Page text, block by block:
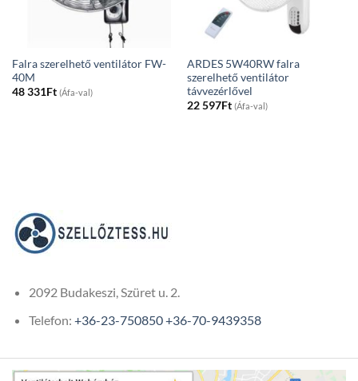
Falra szerelhető ventilátor FW-
40M
48 331Ft (Áfa-val)
ARDES 5W40RW falra
szerelhető ventilátor
távvezérlővel
22 597Ft (Áfa-val)
2092 Budakeszi, Szüret u. 2.
Telefon: +36-23-750850+36-70-9439358